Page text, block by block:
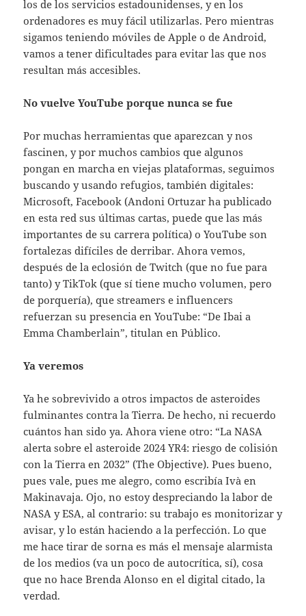
los de los servicios estadounidenses, y en los
ordenadores es muy fácil utilizarlas. Pero mientras
sigamos teniendo móviles de Apple o de Android,
vamos a tener dificultades para evitar las que nos
resultan más accesibles.
No vuelve YouTube porque nunca se fue
Por muchas herramientas que aparezcan y nos
fascinen, y por muchos cambios que algunos
pongan en marcha en viejas plataformas, seguimos
buscando y usando refugios, también digitales:
Microsoft, Facebook (Andoni Ortuzar ha publicado
en esta red sus últimas cartas, puede que las más
importantes de su carrera política) o YouTube son
fortalezas difíciles de derribar. Ahora vemos,
después de la eclosión de Twitch (que no fue para
tanto) y TikTok (que sí tiene mucho volumen, pero
de porquería), que streamers e influencers
refuerzan su presencia en YouTube: “De Ibai a
Emma Chamberlain”, titulan en Público.
Ya veremos
Ya he sobrevivido a otros impactos de asteroides
fulminantes contra la Tierra. De hecho, ni recuerdo
cuántos han sido ya. Ahora viene otro: “La NASA
alerta sobre el asteroide 2024 YR4: riesgo de colisión
con la Tierra en 2032” (The Objective). Pues bueno,
pues vale, pues me alegro, como escribía Ivà en
Makinavaja. Ojo, no estoy despreciando la labor de
NASA y ESA, al contrario: su trabajo es monitorizar y
avisar, y lo están haciendo a la perfección. Lo que
me hace tirar de sorna es más el mensaje alarmista
de los medios (va un poco de autocrítica, sí), cosa
que no hace Brenda Alonso en el digital citado, la
verdad.